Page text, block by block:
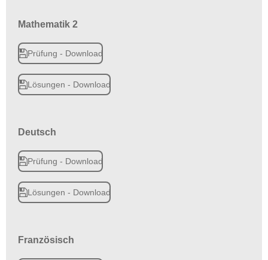
Mathematik 2
Prüfung - Download
Lösungen - Download
Deutsch
Prüfung - Download
Lösungen - Download
Französisch